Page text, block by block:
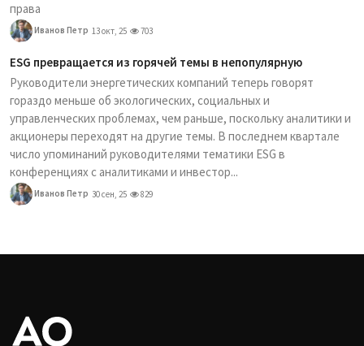
права
Иванов Петр 13 окт, 25 703
ESG превращается из горячей темы в непопулярную
Руководители энергетических компаний теперь говорят
гораздо меньше об экологических, социальных и
управленческих проблемах, чем раньше, поскольку аналитики и
акционеры переходят на другие темы. В последнем квартале
число упоминаний руководителями тематики ESG в
конференциях с аналитиками и инвестор...
Иванов Петр 30 сен, 25 829